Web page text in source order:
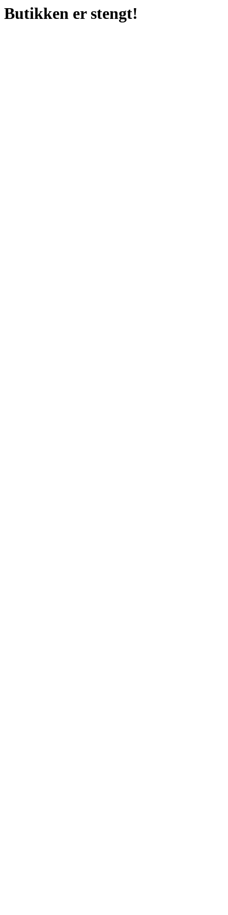
Butikken er stengt!